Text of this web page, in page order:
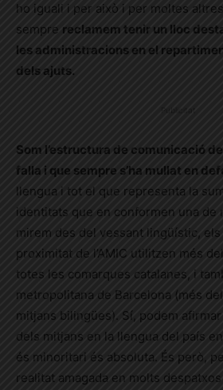
ho iguali i per això i per moltes
sempre reclamem tenir un lloc
les administracions en el
dels ajuts.
Som l’estructura de comunicació
falla i que sempre s’ha mullat en
llengua i tot el que representa la
identitats que en conformen una de
mirem des del vessant lingüístic,
proximitat de l’AMIC utilitzen més
totes les comarques catalanes, i
metropolitana de Barcelona (més
mitjans bilingües). Sí, podem
dels mitjans en la llengua del país
és minoritari és absoluta. És però,
realitat amagada en molts